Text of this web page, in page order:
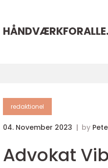
HÅNDVÆRKFORALLE.
redaktionel
04. November 2023 by
Advokat